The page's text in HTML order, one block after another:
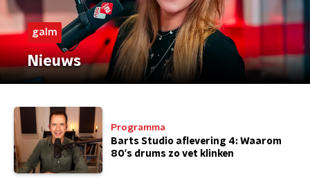
galm
Nieuws
Programma
Barts Studio aflevering 4: Waarom
80's drums zo vet klinken